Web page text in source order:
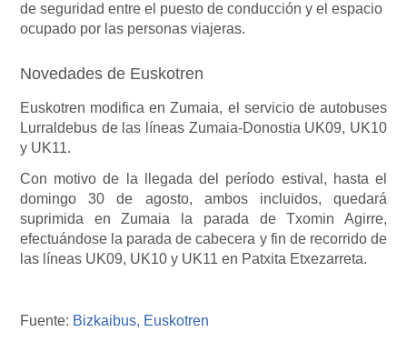
de seguridad entre el puesto de conducción y el espacio
ocupado por las personas viajeras.
Novedades de Euskotren
Euskotren modifica en Zumaia, el servicio de autobuses
Lurraldebus de las líneas Zumaia-Donostia UK09, UK10
y UK11.
Con motivo de la llegada del período estival, hasta el
domingo 30 de agosto, ambos incluidos, quedará
suprimida en Zumaia la parada de Txomin Agirre,
efectuándose la parada de cabecera y fin de recorrido de
las líneas UK09, UK10 y UK11 en Patxita Etxezarreta.
Fuente: Bizkaibus, Euskotren